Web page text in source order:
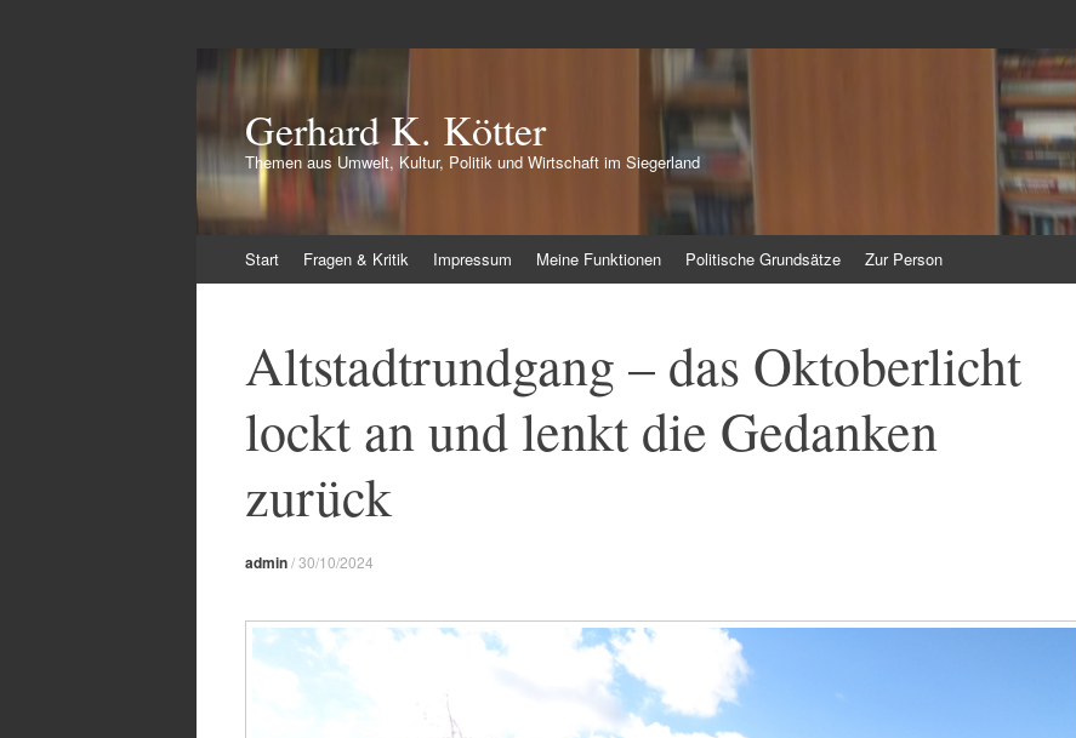
Gerhard K. Kötter
Themen aus Umwelt, Kultur, Politik und Wirtschaft im Siegerland
Inhalt
Start Fragen & Kritik Impressum Meine Funktionen Politische Grundsätze Zur Person
Altstadtrundgang – das Oktoberlicht
lockt an und lenkt die Gedanken
zurück
admin/30/10/2024